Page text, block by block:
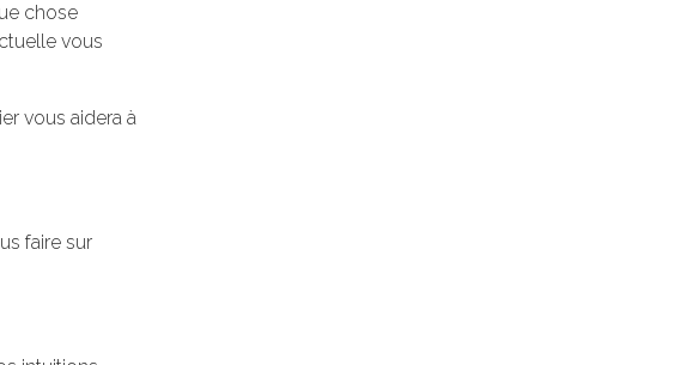
chose
vous
vous aidera à
faire sur